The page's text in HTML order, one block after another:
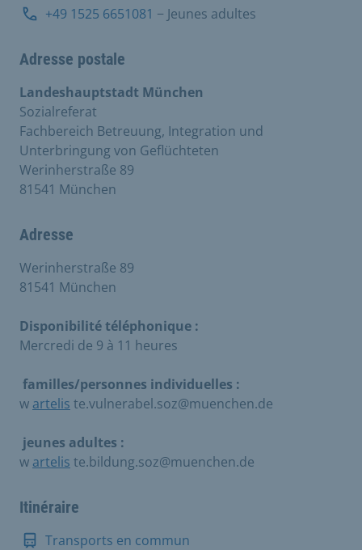
+49 1525 6651081 − Jeunes adultes
Adresse postale
Landeshauptstadt München
Sozialreferat
Fachbereich Betreuung, Integration und
Unterbringung von Geflüchteten
Werinherstraße 89
81541 München
Adresse
Werinherstraße 89
81541 München
Disponibilité téléphonique :
Mercredi de 9 à 11 heures
familles/personnes individuelles :
w artelis te.vulnerabel.soz@muenchen.de
jeunes adultes :
w artelis te.bildung.soz@muenchen.de
Itinéraire
Transports en commun